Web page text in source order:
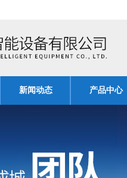
新闻动态 产品中心